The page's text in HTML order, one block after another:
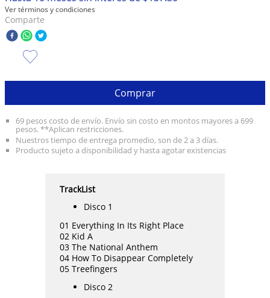
Ver términos y condiciones
Comparte
Comprar
69 pesos costo de envío. Envío sin costo en montos mayores a 699
pesos. **Aplican restricciones.
Nuestros tiempo de entrega promedio, son de 2 a 3 días.
Producto sujeto a disponibilidad y hasta agotar existencias
TrackList
Disco 1
01 Everything In Its Right Place
02 Kid A
03 The National Anthem
04 How To Disappear Completely
05 Treefingers
Disco 2
10